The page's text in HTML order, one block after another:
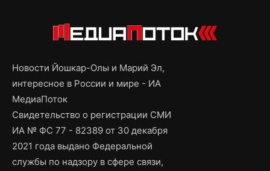
Новости Йошкар-Олы и Марий Эл,
интересное в России и мире - ИА
МедиаПоток
Свидетельство о регистрации СМИ
ИА № ФС 77 - 82389 от 30 декабря
2021 года выдано Федеральной
службы по надзору в сфере связи,